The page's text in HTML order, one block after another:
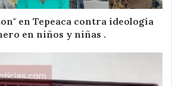
en Tepeaca contra ideología
en niños y niñas .